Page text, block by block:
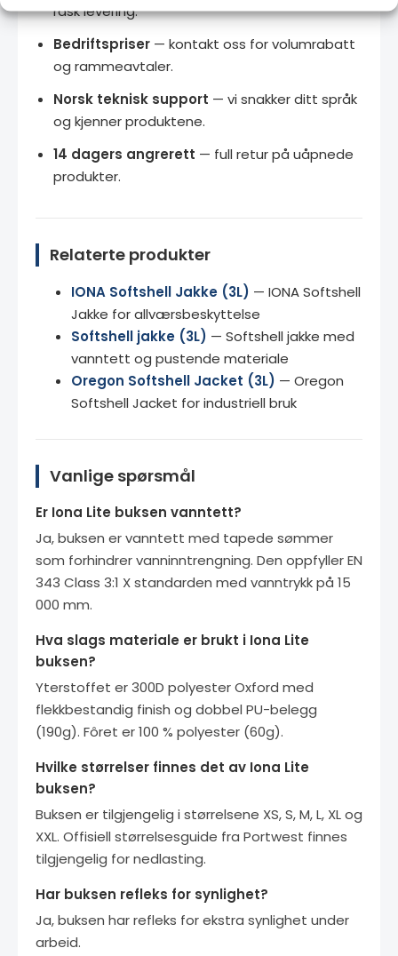
rask levering.
Bedriftspriser — kontakt oss for volumrabatt
og rammeavtaler.
Norsk teknisk support — vi snakker ditt språk
og kjenner produktene.
14 dagers angrerett — full retur på uåpnede
produkter.
Relaterte produkter
IONA Softshell Jakke (3L) — IONA Softshell
Jakke for allværsbeskyttelse
Softshell jakke (3L) — Softshell jakke med
vanntett og pustende materiale
Oregon Softshell Jacket (3L) — Oregon
Softshell Jacket for industriell bruk
Vanlige spørsmål
Er Iona Lite buksen vanntett?
Ja, buksen er vanntett med tapede sømmer
som forhindrer vanninntrengning. Den oppfyller EN
343 Class 3:1 X standarden med vanntrykk på 15
000 mm.
Hva slags materiale er brukt i Iona Lite
buksen?
Yterstoffet er 300D polyester Oxford med
flekkbestandig finish og dobbel PU-belegg
(190g). Fôret er 100 % polyester (60g).
Hvilke størrelser finnes det av Iona Lite
buksen?
Buksen er tilgjengelig i størrelsene XS, S, M, L, XL og
XXL. Offisiell størrelsesguide fra Portwest finnes
tilgjengelig for nedlasting.
Har buksen refleks for synlighet?
Ja, buksen har refleks for ekstra synlighet under
arbeid.